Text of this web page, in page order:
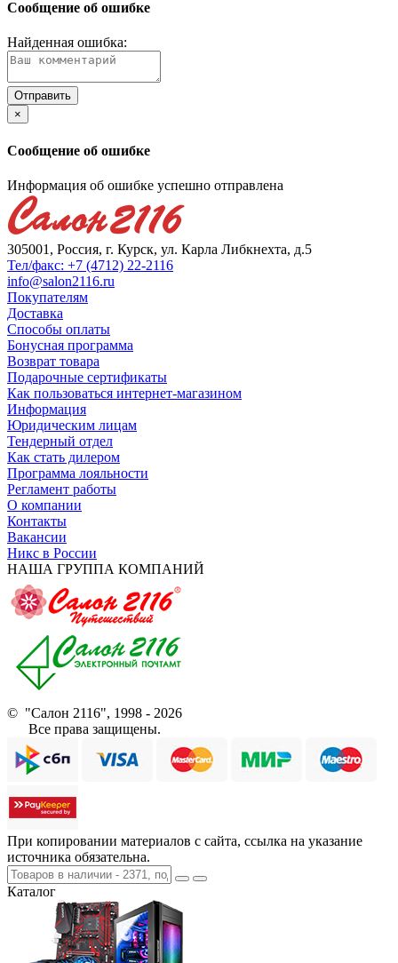
Сообщение об ошибке
Найденная ошибка:
×
Сообщение об ошибке
Информация об ошибке успешно отправлена
305001, Россия, г. Курск, ул. Карла Либкнехта, д.5
Тел/факс: +7 (4712) 22-2116
info@salon2116.ru
Покупателям
Доставка
Способы оплаты
Бонусная программа
Возврат товара
Подарочные сертификаты
Как пользоваться интернет-магазином
Информация
Юридическим лицам
Тендерный отдел
Как стать дилером
Программа лояльности
Регламент работы
О компании
Контакты
Вакансии
Никс в России
НАША ГРУППА КОМПАНИЙ
© "Салон 2116", 1998 - 2026
Все права защищены.
При копировании материалов с сайта, ссылка на указание
источника обязательна.
Каталог